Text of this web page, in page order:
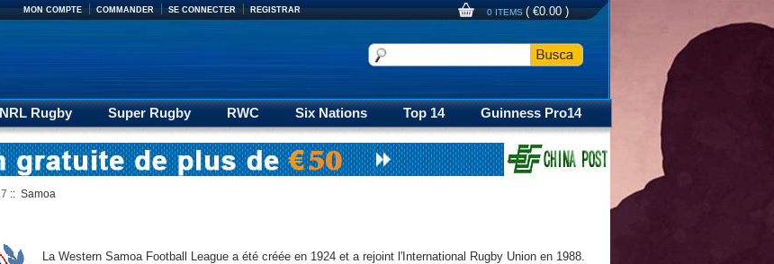
MON COMPTE COMMANDER SE CONNECTER REGISTRAR 0 ITEMS ( €0.00 )
NRL Rugby Super Rugby RWC Six Nations Top 14
Guinness Pro14
Rugby Pantalons
:: Samoa
La Western Samoa Football League a été créée en 1924 et a rejoint l'International Rugby Union en 1988.